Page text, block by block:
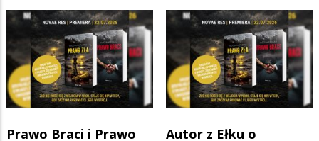
Prawo Braci i Prawo Autor z Ełku o